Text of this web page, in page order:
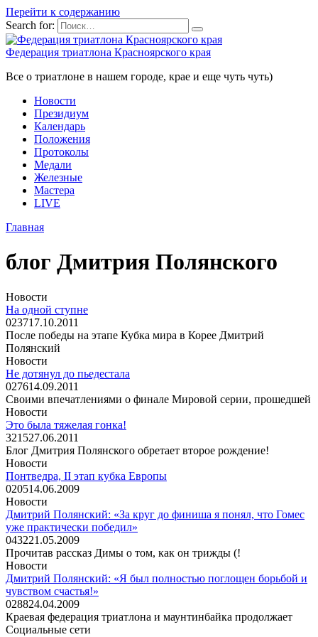
Перейти к содержанию
Search for:
Федерация триатлона Красноярского края
Все о триатлоне в нашем городе, крае и еще чуть чуть)
Новости
Президиум
Календарь
Положения
Протоколы
Медали
Железные
Мастера
LIVE
Главная
блог Дмитрия Полянского
Новости
На одной ступне
023717.10.2011
После победы на этапе Кубка мира в Корее Дмитрий
Полянский
Новости
Не дотянул до пьедестала
027614.09.2011
Своими впечатлениями о финале Мировой серии, прошедшей
Новости
Это была тяжелая гонка!
321527.06.2011
Блог Дмитрия Полянского обретает второе рождение!
Новости
Понтведра, II этап кубка Европы
020514.06.2009
Новости
Дмитрий Полянский: «За круг до финиша я понял, что Гомес
уже практически победил»
043221.05.2009
Прочитав рассказ Димы о том, как он трижды (!
Новости
Дмитрий Полянский: «Я был полностью поглощен борьбой и
чувством счастья!»
028824.04.2009
Краевая федерация триатлона и маунтинбайка продолжает
Социальные сети